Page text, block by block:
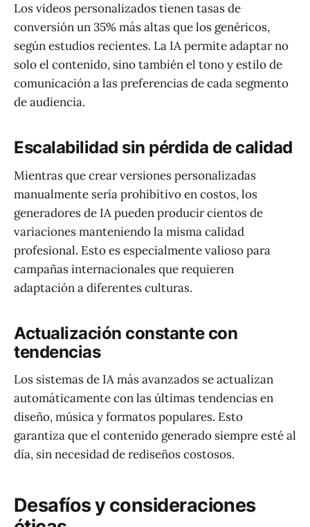
Los videos personalizados tienen tasas de
conversión un 35% más altas que los genéricos,
según estudios recientes. La IA permite adaptar no
solo el contenido, sino también el tono y estilo de
comunicación a las preferencias de cada segmento
de audiencia.
Escalabilidad sin pérdida de calidad
Mientras que crear versiones personalizadas
manualmente sería prohibitivo en costos, los
generadores de IA pueden producir cientos de
variaciones manteniendo la misma calidad
profesional. Esto es especialmente valioso para
campañas internacionales que requieren
adaptación a diferentes culturas.
Actualización constante con
tendencias
Los sistemas de IA más avanzados se actualizan
automáticamente con las últimas tendencias en
diseño, música y formatos populares. Esto
garantiza que el contenido generado siempre esté al
día, sin necesidad de rediseños costosos.
Desafíos y consideraciones